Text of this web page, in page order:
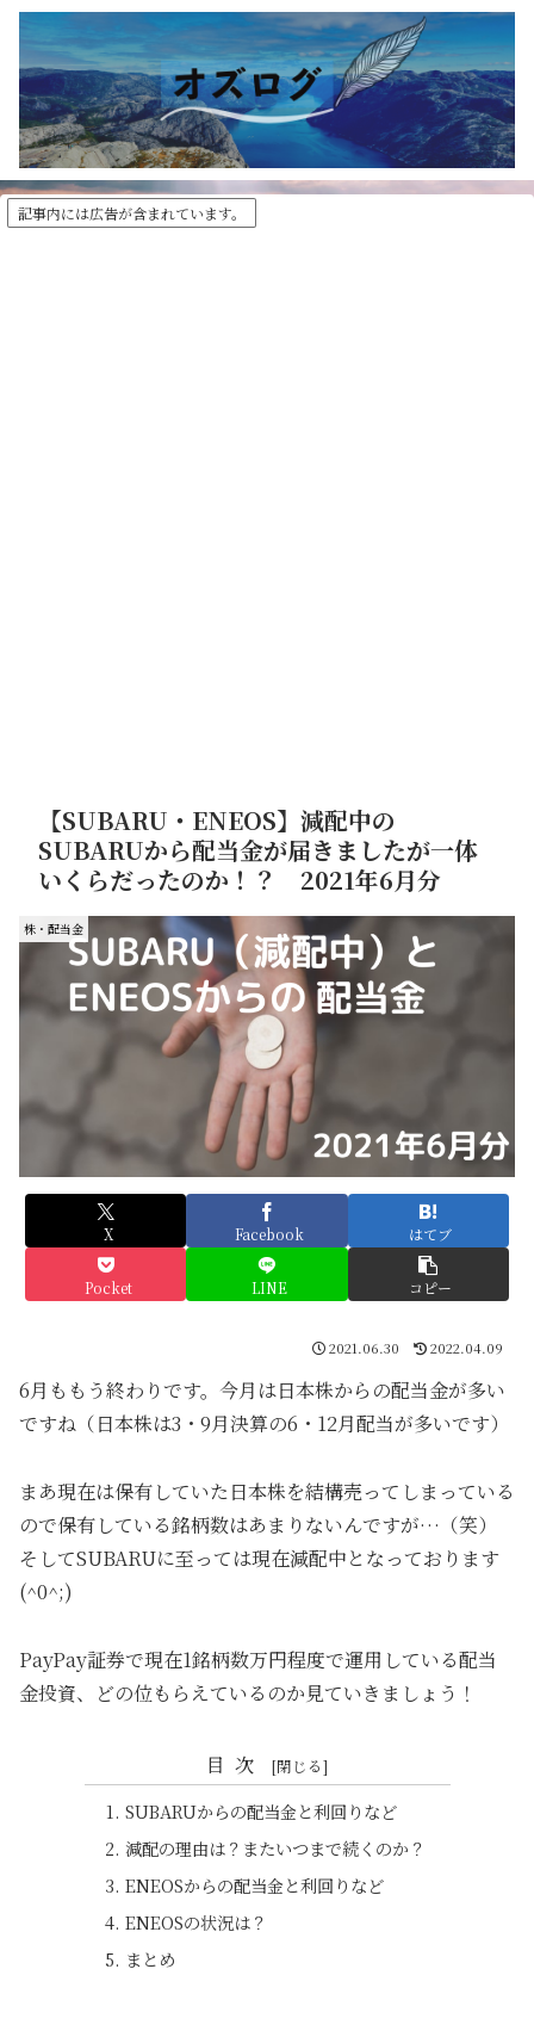
記事内には広告が含まれています。
【SUBARU・ENEOS】減配中の
SUBARUから配当金が届きましたが一体
いくらだったのか！？ 2021年6月分
株・配当金
X Facebook はてブ
Pocket LINE コピー
2021.06.30 2022.04.09
6月ももう終わりです。今月は日本株からの配当金が多い
ですね（日本株は3・9月決算の6・12月配当が多いです）
まあ現在は保有していた日本株を結構売ってしまっている
ので保有している銘柄数はあまりないんですが…（笑）
そしてSUBARUに至っては現在減配中となっております
(^0^;)
PayPay証券で現在1銘柄数万円程度で運用している配当
金投資、どの位もらえているのか見ていきましょう！
目次
SUBARUからの配当金と利回りなど
減配の理由は？またいつまで続くのか？
ENEOSからの配当金と利回りなど
ENEOSの状況は？
まとめ